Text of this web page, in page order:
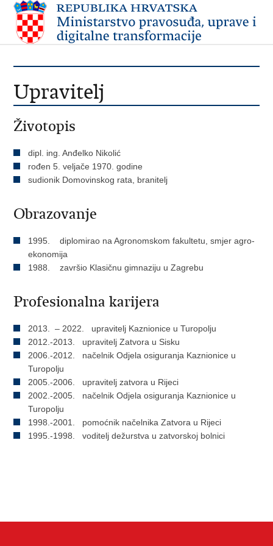
Upravitelj
Životopis
dipl. ing. Anđelko Nikolić
rođen 5. veljače 1970. godine
sudionik Domovinskog rata, branitelj
Obrazovanje
1995. diplomirao na Agronomskom fakultetu, smjer agro-
ekonomija
1988. završio Klasičnu gimnaziju u Zagrebu
Profesionalna karijera
2013. – 2022. upravitelj Kaznionice u Turopolju
2012.-2013. upravitelj Zatvora u Sisku
2006.-2012. načelnik Odjela osiguranja Kaznionice u
Turopolju
2005.-2006. upravitelj zatvora u Rijeci
2002.-2005. načelnik Odjela osiguranja Kaznionice u
Turopolju
1998.-2001. pomoćnik načelnika Zatvora u Rijeci
1995.-1998. voditelj dežurstva u zatvorskoj bolnici